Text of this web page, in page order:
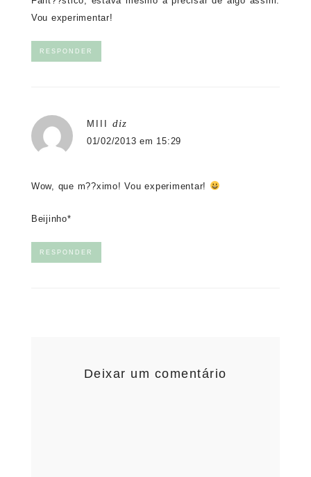
Vou experimentar!
RESPONDER
MIII diz
01/02/2013 em 15:29
Wow, que m??ximo! Vou experimentar!
Beijinho*
RESPONDER
Deixar um comentário